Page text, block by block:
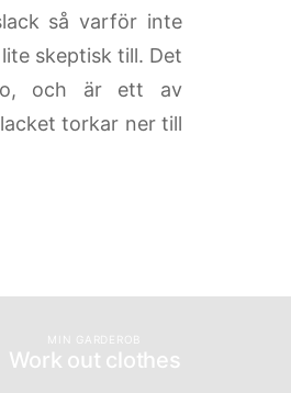
så varför inte
skeptisk till. Det
och är ett av
torkar ner till
MIN GARDEROB
Work out clothes